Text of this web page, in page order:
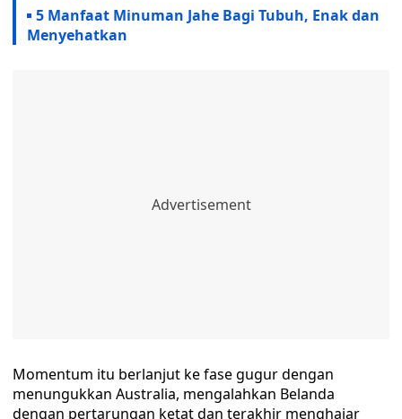
5 Manfaat Minuman Jahe Bagi Tubuh, Enak dan
Menyehatkan
Momentum itu berlanjut ke fase gugur dengan
menungukkan Australia, mengalahkan Belanda
dengan pertarungan ketat dan terakhir menghajar